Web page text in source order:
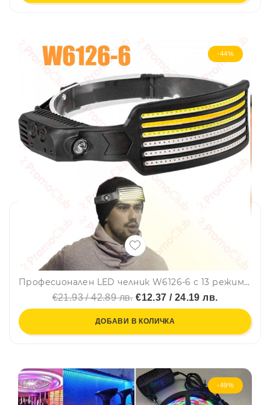
-44%
Професионален LED челник W6126-6 с 13 режима на работа и сензор за движение
€21.93 / 42.89 лв.€12.37 / 24.19 лв.
ДОБАВИ В КОЛИЧКА
-49%